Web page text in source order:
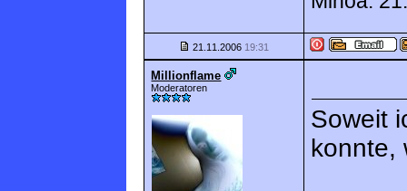
21.11.2006 19:31
Millionflame
Moderatoren
Soweit
konnte,